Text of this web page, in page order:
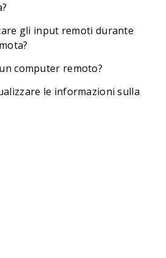
gli input remoti durante
computer remoto?
le informazioni sulla